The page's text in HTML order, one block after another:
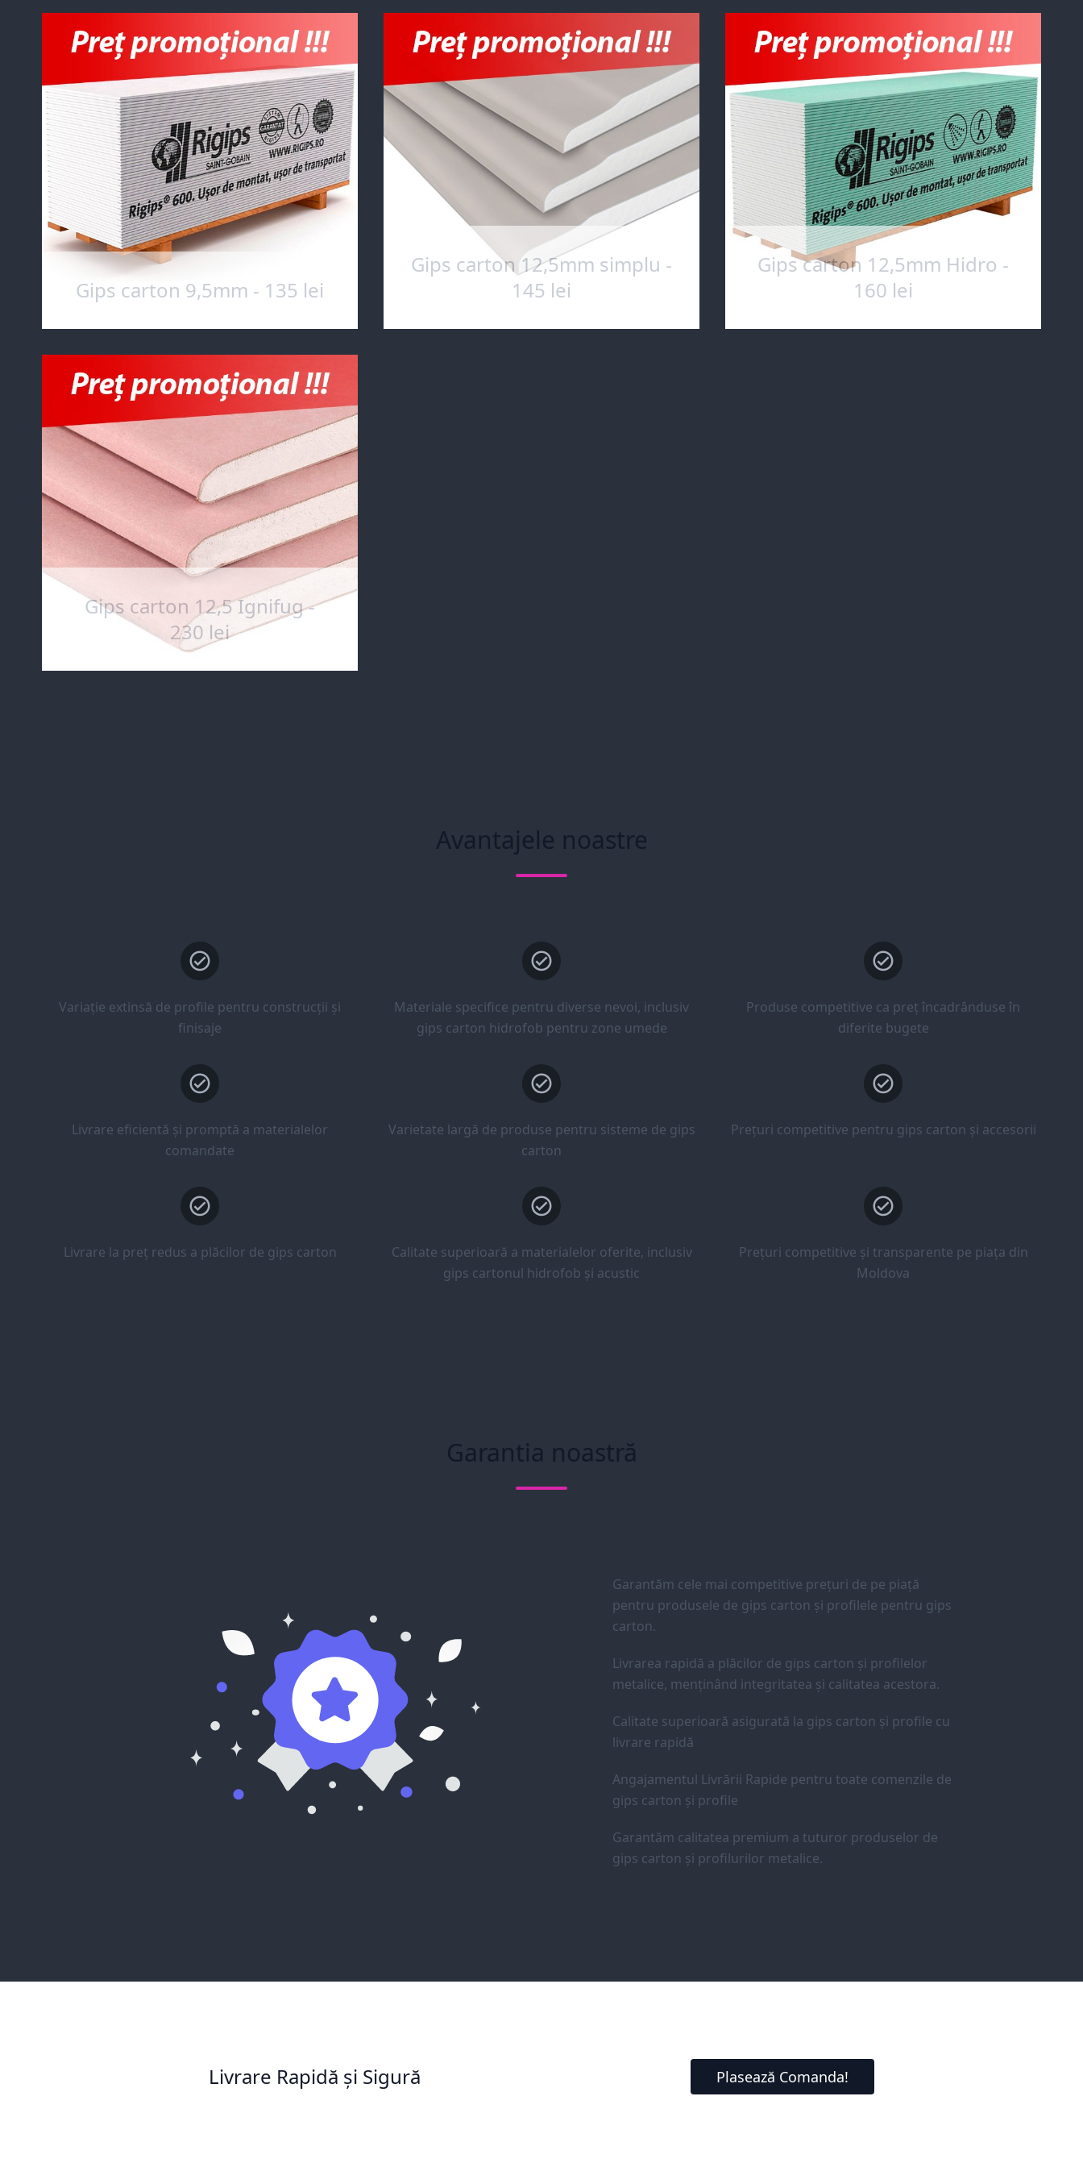
Gips carton 9,5mm - 135 lei
Gips carton 12,5mm simplu -
145 lei
Gips carton 12,5mm Hidro -
160 lei
Gips carton 12,5 Ignifug -
230 lei
Avantajele noastre
Variație extinsă de profile pentru construcții și
finisaje
Materiale specifice pentru diverse nevoi, inclusiv
gips carton hidrofob pentru zone umede
Produse competitive ca preț încadrânduse în
diferite bugete
Livrare eficientă și promptă a materialelor
comandate
Varietate largă de produse pentru sisteme de gips
carton
Prețuri competitive pentru gips carton și accesorii
Livrare la preț redus a plăcilor de gips carton
Calitate superioară a materialelor oferite, inclusiv
gips cartonul hidrofob și acustic
Prețuri competitive și transparente pe piața din
Moldova
Garantia noastră
Garantăm cele mai competitive prețuri de pe piață
pentru produsele de gips carton și profilele pentru gips
carton.
Livrarea rapidă a plăcilor de gips carton și profilelor
metalice, menținând integritatea și calitatea acestora.
Calitate superioară asigurată la gips carton și profile cu
livrare rapidă
Angajamentul Livrării Rapide pentru toate comenzile de
gips carton și profile
Garantăm calitatea premium a tuturor produselor de
gips carton și profilurilor metalice.
Livrare Rapidă și Sigură Plasează Comanda!